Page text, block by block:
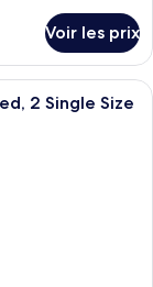
Voir les prix
équipée d’un
2 Single Size